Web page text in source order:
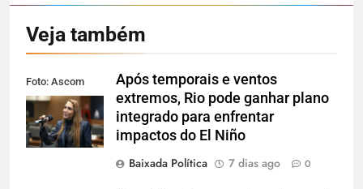
Veja também
Foto: Ascom
Alerj
Após temporais e ventos
extremos, Rio pode ganhar plano
integrado para enfrentar
impactos do El Niño
Baixada Política
7 dias ago 0